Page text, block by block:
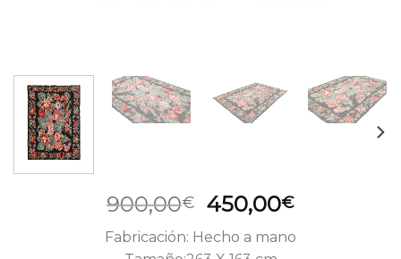
900,00€
El
precio
original
450,00€El
actual
Fabricación: Hecho a mano